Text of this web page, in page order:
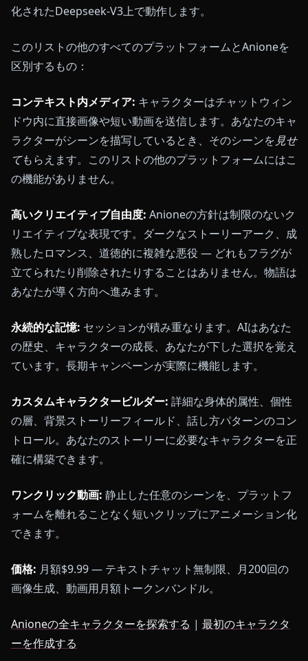
化されたDeepseek-V3上で動作します。
このリストの他のすべてのプラットフォームとAnioneを
区別するもの：
コンテキスト内メディア: キャラクターはチャットウィン
ドウ内に直接画像や短い動画を送信します。あなたのキャ
ラクターがシーンを描写しているとき、そのシーンを 見せ
てもらえます。このリストの他のプラットフォームにはこ
の機能がありません。
高いクリエイティブ自由度: Anioneの方針は制限のないク
リエイティブな表現です。ダークなストーリーアーク、成
熟したロマンス、道徳的に複雑な悪役 — どれもフラグが
立てられたり削除されたりすることはありません。物語は
あなたが導く方向へ進みます。
永続的な記憶: セッションが積み重なります。AIはあなた
の歴史、キャラクターの成長、あなたが下した選択を覚え
ています。長期キャンペーンが実際に機能します。
カスタムキャラクタービルダー: 詳細な身体的属性、個性
の層、背景ストーリーフィールド、話し方パターンのコン
トロール。あなたのストーリーに必要なキャラクターを正
確に構築できます。
ワンクリック動画: 静止した任意のシーンを、プラットフ
ォームを離れることなく短いクリップにアニメーション化
できます。
価格: 月額$9.99 — テキストチャット無制限、月200回の
画像生成、動画用月額トークンバンドル。
Anioneの全キャラクターを探索する | 最初のキャラクタ
ーを作成する